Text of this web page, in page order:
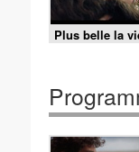
Plus belle la
encore plus